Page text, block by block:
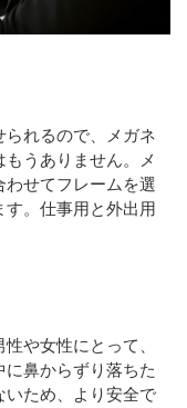
れるので、メガネ
うありません。メ
せてフレームを選
。仕事用と外出用
や女性にとって、
鼻からずり落ちた
いため、より安全で